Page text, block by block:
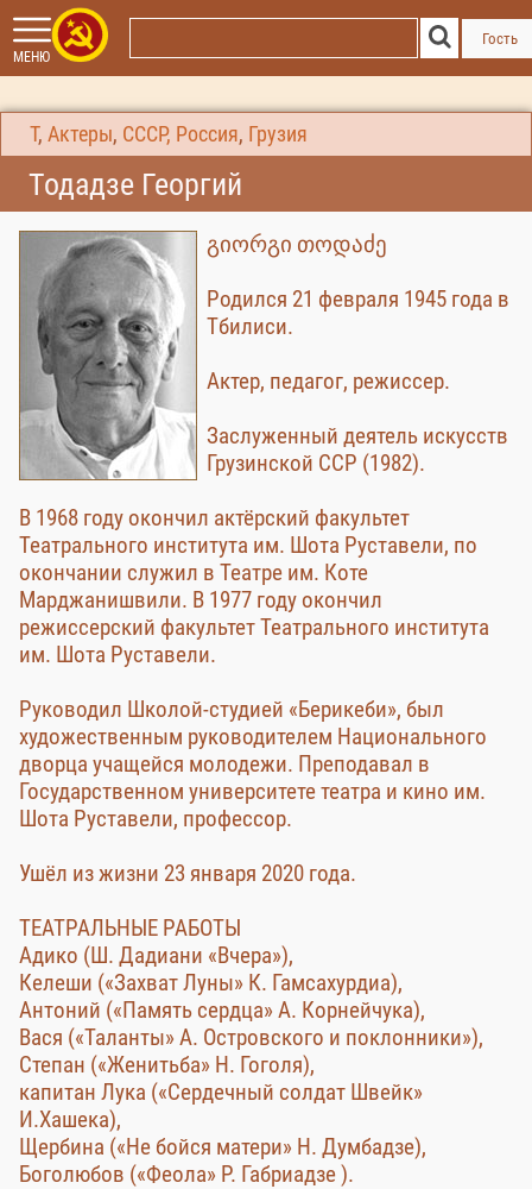
МЕНЮ
Гость
Т, Актеры, СССР, Россия, Грузия
Тодадзе Георгий
გიორგი თოდაძე
Родился 21 февраля 1945 года в
Тбилиси.
Актер, педагог, режиссер.
Заслуженный деятель искусств
Грузинской ССР (1982).
В 1968 году окончил актёрский факультет
Театрального института им. Шота Руставели, по
окончании служил в Театре им. Коте
Марджанишвили. В 1977 году окончил
режиссерский факультет Театрального института
им. Шота Руставели.
Руководил Школой-студией «Берикеби», был
художественным руководителем Национального
дворца учащейся молодежи. Преподавал в
Государственном университете театра и кино им.
Шота Руставели, профессор.
Ушёл из жизни 23 января 2020 года.
ТЕАТРАЛЬНЫЕ РАБОТЫ
Адико (Ш. Дадиани «Вчера»),
Келеши («Захват Луны» К. Гамсахурдиа),
Антоний («Память сердца» А. Корнейчука),
Вася («Таланты» А. Островского и поклонники»),
Степан («Женитьба» Н. Гоголя),
капитан Лука («Сердечный солдат Швейк»
И.Хашека),
Щербина («Не бойся матери» Н. Думбадзе),
Боголюбов («Феола» Р. Габриадзе ).